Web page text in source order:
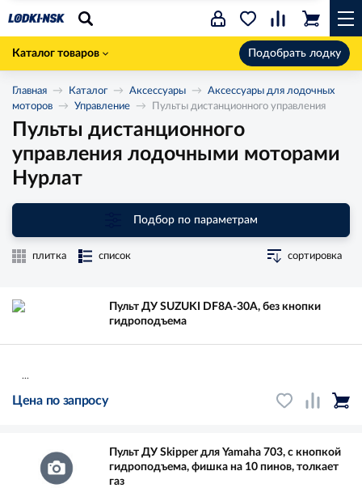
Каталог товаров Подобрать лодку
Главная Каталог Аксессуары
Аксессуары для лодочных
моторов
Управление Пульты дистанционного управления
Пульты дистанционного
управления лодочными моторами
Нурлат
Подбор по параметрам
плитка список сортировка
Пульт ДУ SUZUKI DF8A-30A, без кнопки
гидроподъема
...
Цена по запросу
Пульт ДУ Skipper для Yamaha 703, с кнопкой
гидроподъема, фишка на 10 пинов, толкает
газ